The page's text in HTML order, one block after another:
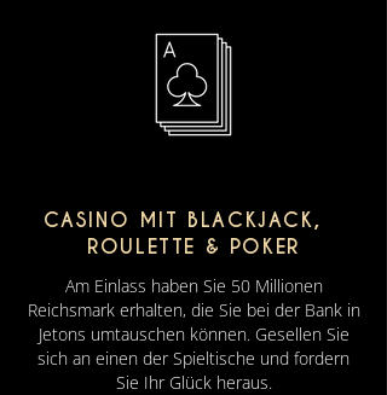
CASINO MIT BLACKJACK,
ROULETTE & POKER
Am Einlass haben Sie 50 Millionen
Reichsmark erhalten, die Sie bei der Bank in
Jetons umtauschen können. Gesellen Sie
sich an einen der Spieltische und fordern
Sie Ihr Glück heraus.